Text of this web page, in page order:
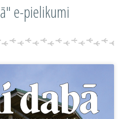
e-pielikumi